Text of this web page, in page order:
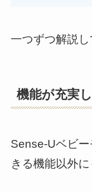
一つずつ解説し
機能が充実
Sense-Uベビ
きる機能以外